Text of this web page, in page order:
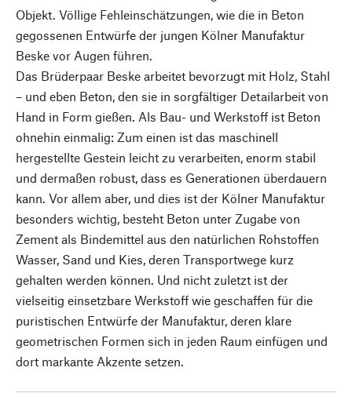
Objekt. Völlige Fehleinschätzungen, wie die in Beton
gegossenen Entwürfe der jungen Kölner Manufaktur
Beske vor Augen führen.
Das Brüderpaar Beske arbeitet bevorzugt mit Holz, Stahl
– und eben Beton, den sie in sorgfältiger Detailarbeit von
Hand in Form gießen. Als Bau- und Werkstoff ist Beton
ohnehin einmalig: Zum einen ist das maschinell
hergestellte Gestein leicht zu verarbeiten, enorm stabil
und dermaßen robust, dass es Generationen überdauern
kann. Vor allem aber, und dies ist der Kölner Manufaktur
besonders wichtig, besteht Beton unter Zugabe von
Zement als Bindemittel aus den natürlichen Rohstoffen
Wasser, Sand und Kies, deren Transportwege kurz
gehalten werden können. Und nicht zuletzt ist der
vielseitig einsetzbare Werkstoff wie geschaffen für die
puristischen Entwürfe der Manufaktur, deren klare
geometrischen Formen sich in jeden Raum einfügen und
dort markante Akzente setzen.